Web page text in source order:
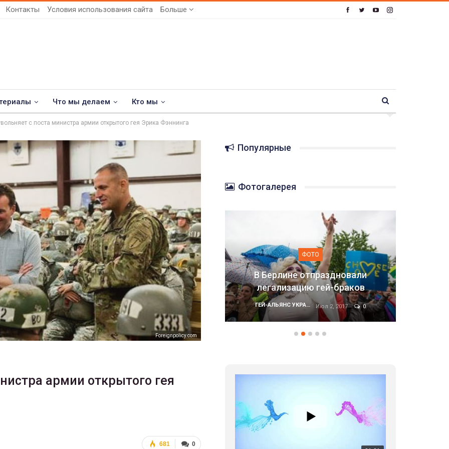
Контакты Условия использования сайта Больше
Что мы делаем Кто мы
с поста министра армии открытого гея Эрика Фэннинга
Foreignpolicy.com
армии открытого гея
0
681
Популярные
Фотогалерея
2017 0
ФОТО
В Берлине отпраздновали
легализацию гей-браков
Июл 2, 2017
ФОТО
Марш равенства в Киеве, 2017
ГЕЙ-АЛЬЯНС УКРАИНА Июн 20, 2017
закликаємо всіх хто поділяє цінності рівності та
солідарності, приєднатися до нас. Регіональні
підрозділи ГАУ є в 16 областях України.
Разом наш голос лунає гучніше!